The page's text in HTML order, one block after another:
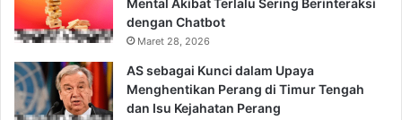
Mental Akibat Terlalu Sering Berinteraksi
dengan Chatbot
Maret 28, 2026
AS sebagai Kunci dalam Upaya
Menghentikan Perang di Timur Tengah
dan Isu Kejahatan Perang